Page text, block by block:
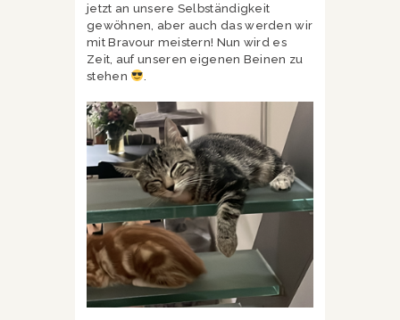
jetzt an unsere Selbständigkeit
gewöhnen, aber auch das werden wir
mit Bravour meistern! Nun wird es
Zeit, auf unseren eigenen Beinen zu
stehen